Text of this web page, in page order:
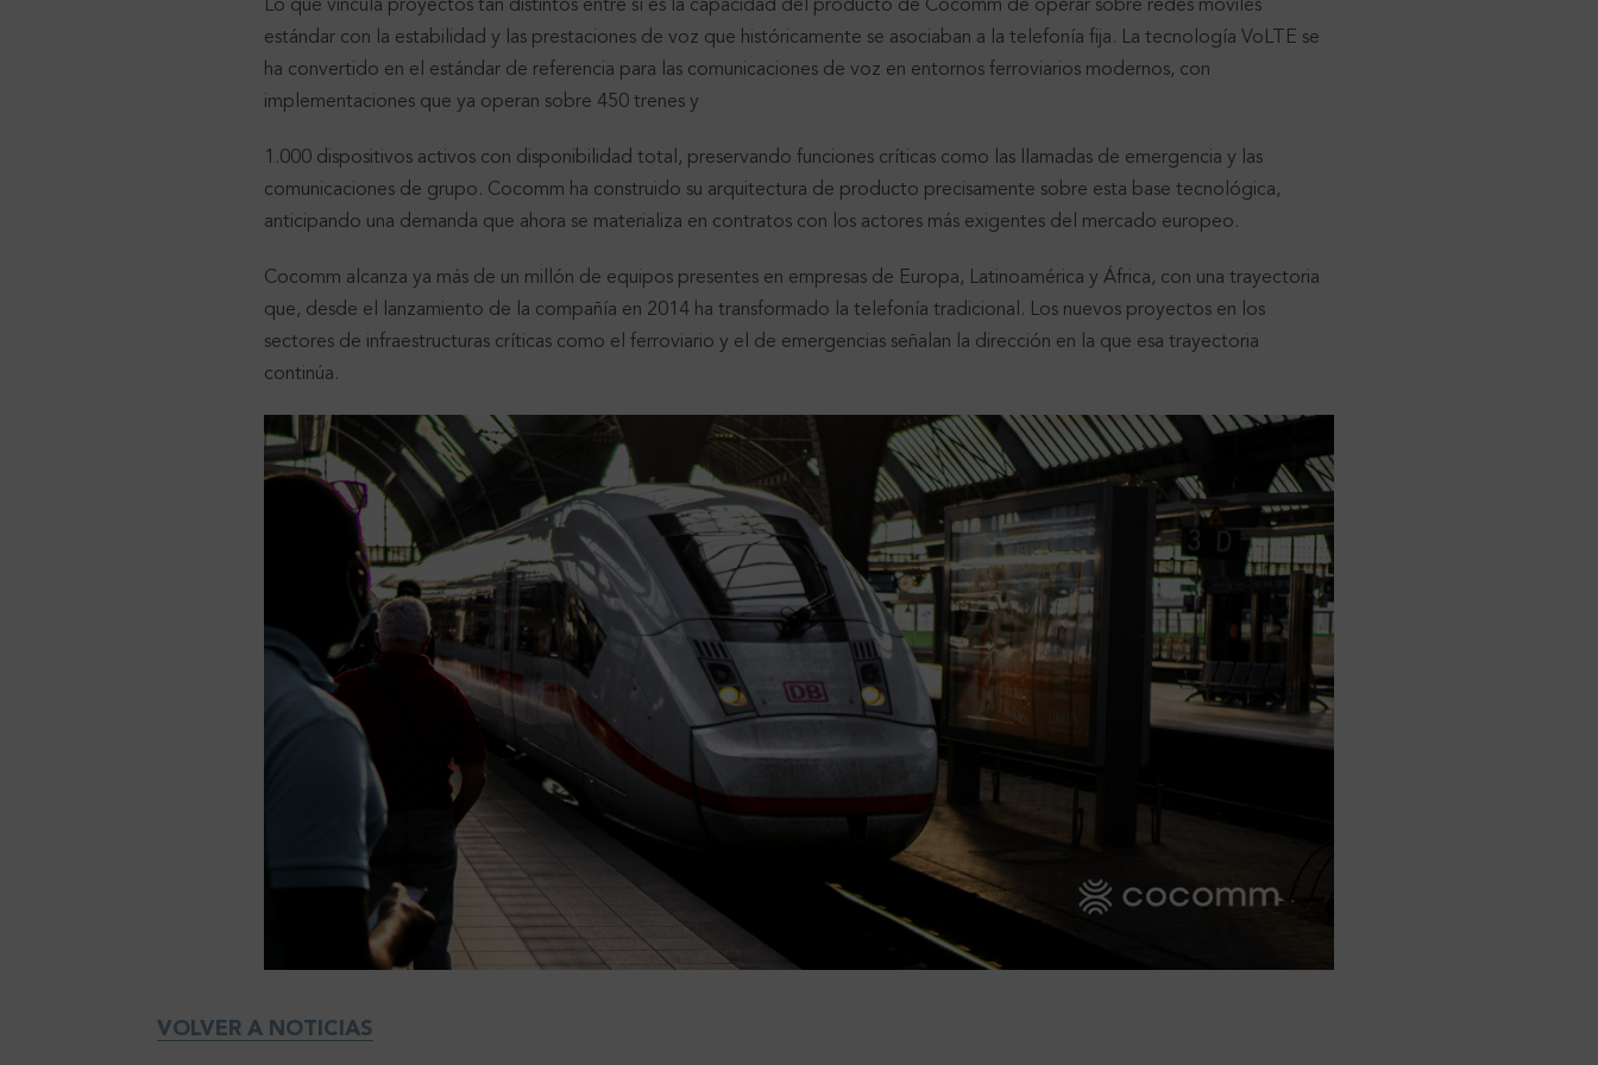
Lo que vincula proyectos tan distintos entre sí es la capacidad del producto de Cocomm de operar sobre redes móviles
estándar con la estabilidad y las prestaciones de voz que históricamente se asociaban a la telefonía fija. La tecnología VoLTE se
ha convertido en el estándar de referencia para las comunicaciones de voz en entornos ferroviarios modernos, con
implementaciones que ya operan sobre 450 trenes y
1.000 dispositivos activos con disponibilidad total, preservando funciones críticas como las llamadas de emergencia y las
comunicaciones de grupo. Cocomm ha construido su arquitectura de producto precisamente sobre esta base tecnológica,
anticipando una demanda que ahora se materializa en contratos con los actores más exigentes del mercado europeo.
Cocomm alcanza ya más de un millón de equipos presentes en empresas de Europa, Latinoamérica y África, con una trayectoria
que, desde el lanzamiento de la compañía en 2014 ha transformado la telefonía tradicional. Los nuevos proyectos en los
sectores de infraestructuras críticas como el ferroviario y el de emergencias señalan la dirección en la que esa trayectoria
continúa.
VOLVER A NOTICIAS